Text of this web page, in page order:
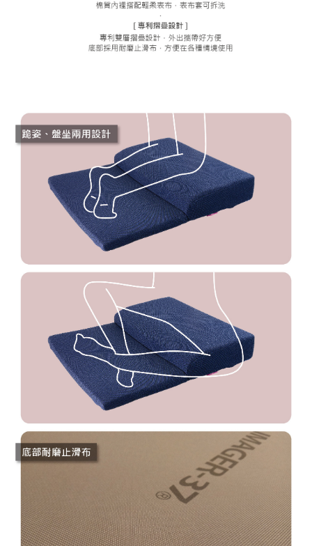
５．嚴禁一人註冊多個帳號或使用他人資訊註冊。若發現惡意使用之情形，
恩沛科技股份有限公司將有權停止該用戶之使用額度並採取法律行動。